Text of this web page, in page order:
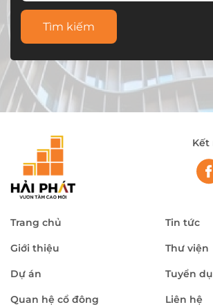
Tìm kiếm
Kết
Trang chủ
Giới thiệu
Dự án
Quan hệ cổ đông
Tin tức
Thư viện
Tuyển
Liên hệ